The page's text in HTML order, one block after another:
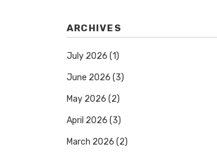
ARCHIVES
July 2026 (1)
June 2026 (3)
May 2026 (2)
April 2026 (3)
March 2026 (2)